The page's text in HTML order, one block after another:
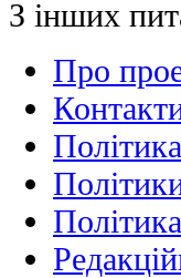
З інших
Про